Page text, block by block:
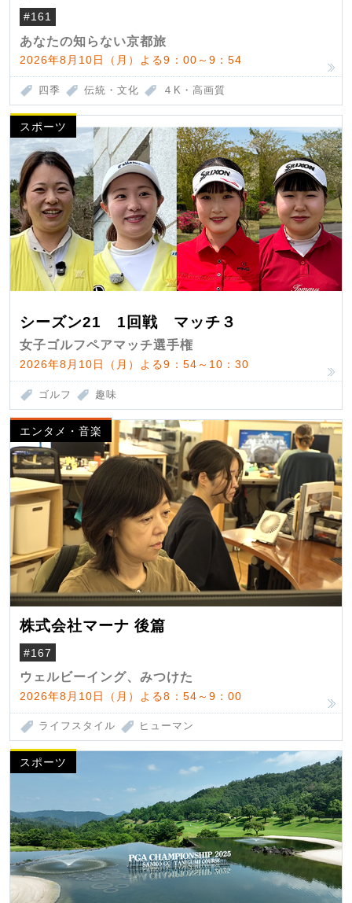
#161
あなたの知らない京都旅
2026年8月10日（月）よる9：00～9：54
四季 伝統・文化 ４K・高画質
スポーツ
シーズン21 1回戦 マッチ３
女子ゴルフペアマッチ選手権
2026年8月10日（月）よる9：54～10：30
ゴルフ 趣味
エンタメ・音楽
株式会社マーナ 後篇
#167
ウェルビーイング、みつけた
2026年8月10日（月）よる8：54～9：00
ライフスタイル ヒューマン
スポーツ